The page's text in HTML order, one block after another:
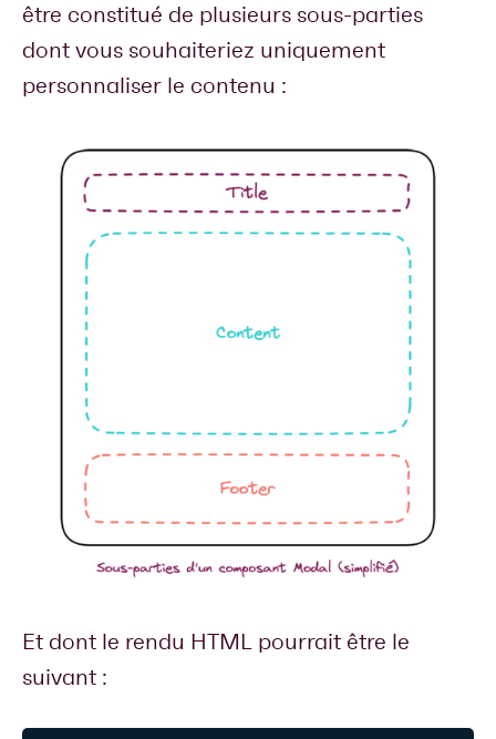
être constitué de plusieurs sous-parties
dont vous souhaiteriez uniquement
personnaliser le contenu :
Et dont le rendu HTML pourrait être le
suivant :